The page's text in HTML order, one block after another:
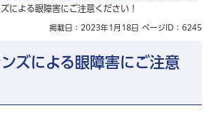
による眼障害にご注意ください！
掲載日：2023年1月18日 ページID：6245
ズによる眼障害にご注意